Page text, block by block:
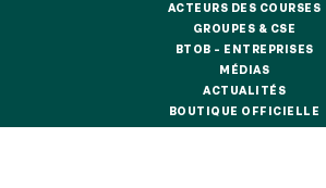
ABONNEMENTS ANNUELS
ABONNEMENTS ANNUELS
JOURS DE COURSES
JOURS DE COURSES
ACTEURS DES COURSES
ACTEURS DES COURSES
GROUPES & CSE
GROUPES & CSE
BTOB – ENTREPRISES
BTOB – ENTREPRISES
MÉDIAS
MÉDIAS
ACTUALITÉS
ACTUALITÉS
BOUTIQUE OFFICIELLE
BOUTIQUE OFFICIELLE